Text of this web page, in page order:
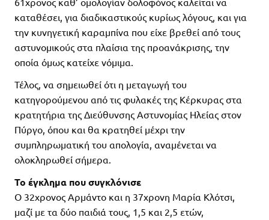
καταθέσει, για διαδικαστικούς κυρίως λόγους, και για
την κυνηγετική καραμπίνα που είχε βρεθεί από τους
αστυνομικούς στα πλαίσια της προανάκρισης, την
οποία όμως κατείχε νόμιμα.
Τέλος, να σημειωθεί ότι η μεταγωγή του
κατηγορούμενου από τις φυλακές της Κέρκυρας στα
κρατητήρια της Διεύθυνσης Αστυνομίας Ηλείας στον
Πύργο, όπου και θα κρατηθεί μέχρι την
συμπληρωματική του απολογία, αναμένεται να
ολοκληρωθεί σήμερα.
Το έγκλημα που συγκλόνισε
Ο 32χρονος Αρμάντο και η 37χρονη Μαρία Κλότσι,
μαζί με τα δύο παιδιά τους, 1,5 και 2,5 ετών,